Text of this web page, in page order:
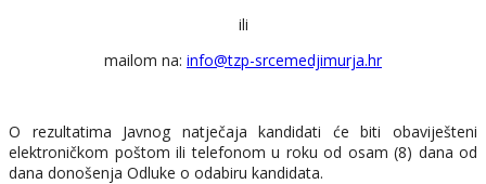
ili
mailom na: info@tzp-srcemedjimurja.hr
O rezultatima Javnog natječaja kandidati će biti obaviješteni
elektroničkom poštom ili telefonom u roku od osam (8) dana od
dana donošenja Odluke o odabiru kandidata.